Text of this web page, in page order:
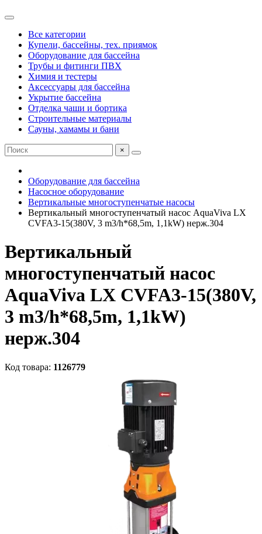
Все категории
Купели, бассейны, тех. приямок
Оборудование для бассейна
Трубы и фитинги ПВХ
Химия и тестеры
Аксессуары для бассейна
Укрытие бассейна
Отделка чаши и бортика
Строительные материалы
Сауны, хамамы и бани
×
Оборудование для бассейна
Насосное оборудование
Вертикальные многоступенчатые насосы
Вертикальный многоступенчатый насос AquaViva LX
CVFA3-15(380V, 3 m3/h*68,5m, 1,1kW) нерж.304
Вертикальный
многоступенчатый насос
AquaViva LX CVFA3-15(380V,
3 m3/h*68,5m, 1,1kW)
нерж.304
Код товара: 1126779